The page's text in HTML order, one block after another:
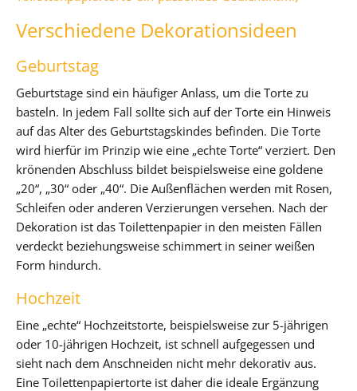
Verschiedene Dekorationsideen
Geburtstag
Geburtstage sind ein häufiger Anlass, um die Torte zu
basteln. In jedem Fall sollte sich auf der Torte ein Hinweis
auf das Alter des Geburtstagskindes befinden. Die Torte
wird hierfür im Prinzip wie eine „echte Torte“ verziert. Den
krönenden Abschluss bildet beispielsweise eine goldene
„20“, „30“ oder „40“. Die Außenflächen werden mit Rosen,
Schleifen oder anderen Verzierungen versehen. Nach der
Dekoration ist das Toilettenpapier in den meisten Fällen
verdeckt beziehungsweise schimmert in seiner weißen
Form hindurch.
Hochzeit
Eine „echte“ Hochzeitstorte, beispielsweise zur 5-jährigen
oder 10-jährigen Hochzeit, ist schnell aufgegessen und
sieht nach dem Anschneiden nicht mehr dekorativ aus.
Eine Toilettenpapiertorte ist daher die ideale Ergänzung